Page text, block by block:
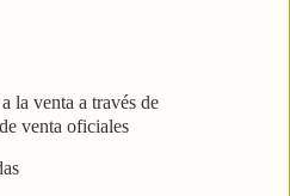
la venta a través de
venta oficiales